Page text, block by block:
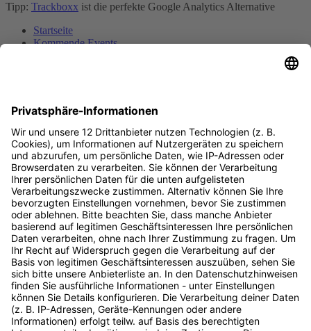
Tipp: Trackboxx ist die perfekte Google Analytics Alternative
Startseite
Kommende Events
Account erstellen
Podcast
Kontakt
Live Chat
Digital Bash by OnlineMarketing.de GmbH
Ludwig-Erhard-Straße 14
20459 Hamburg
Deutschland
info@digitalbash.de
040 - 22 85 34 092
Rechtliches
Impressum
Datenschutz
Zu den Events